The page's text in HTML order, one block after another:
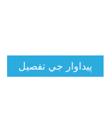
پيداوار جي تفصيل